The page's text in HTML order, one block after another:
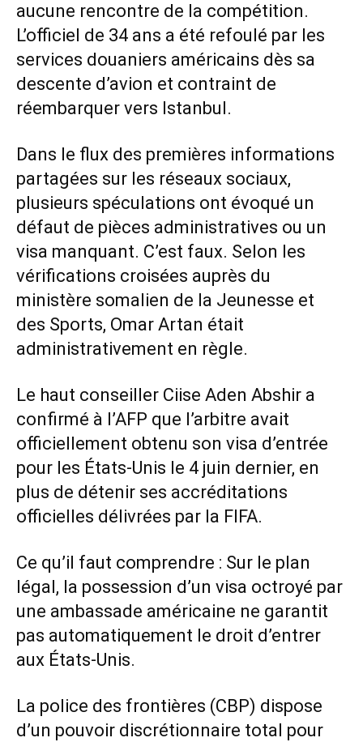
aucune rencontre de la compétition.
L’officiel de 34 ans a été refoulé par les
services douaniers américains dès sa
descente d’avion et contraint de
réembarquer vers Istanbul.
Dans le flux des premières informations
partagées sur les réseaux sociaux,
plusieurs spéculations ont évoqué un
défaut de pièces administratives ou un
visa manquant. C’est faux. Selon les
vérifications croisées auprès du
ministère somalien de la Jeunesse et
des Sports, Omar Artan était
administrativement en règle.
Le haut conseiller Ciise Aden Abshir a
confirmé à l’AFP que l’arbitre avait
officiellement obtenu son visa d’entrée
pour les États-Unis le 4 juin dernier, en
plus de détenir ses accréditations
officielles délivrées par la FIFA.
Ce qu’il faut comprendre : Sur le plan
légal, la possession d’un visa octroyé par
une ambassade américaine ne garantit
pas automatiquement le droit d’entrer
aux États-Unis.
La police des frontières (CBP) dispose
d’un pouvoir discrétionnaire total pour